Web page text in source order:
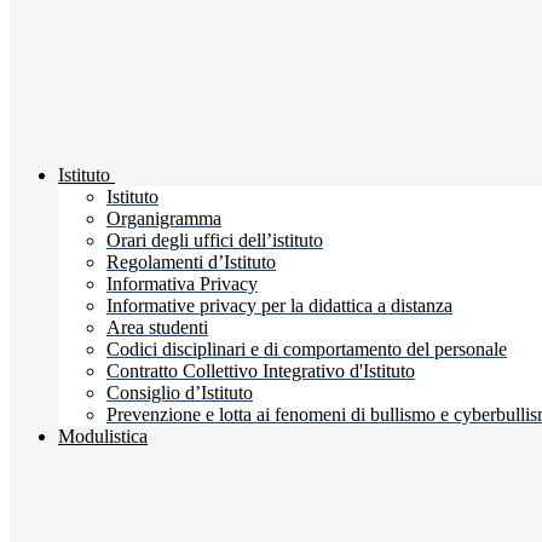
Istituto
Istituto
Organigramma
Orari degli uffici dell’istituto
Regolamenti d’Istituto
Informativa Privacy
Informative privacy per la didattica a distanza
Area studenti
Codici disciplinari e di comportamento del personale
Contratto Collettivo Integrativo d'Istituto
Consiglio d’Istituto
Prevenzione e lotta ai fenomeni di bullismo e
Modulistica